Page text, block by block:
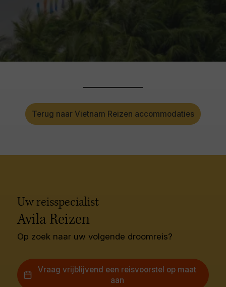
Terug naar Vietnam Reizen accommodaties
Uw reisspecialist
Avila Reizen
Op zoek naar uw volgende droomreis?
Vraag vrijblijvend een reisvoorstel op maat
aan